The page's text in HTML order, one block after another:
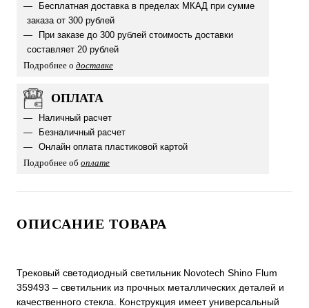
Бесплатная доставка в пределах МКАД при сумме
заказа от 300 рублей
При заказе до 300 рублей стоимость доставки
составляет 20 рублей
Подробнее о доставке
ОПЛАТА
Наличный расчет
Безналичный расчет
Онлайн оплата пластиковой картой
Подробнее об оплате
ОПИСАНИЕ ТОВАРА
Трековый светодиодный светильник Novotech Shino Flum
359493 – светильник из прочных металлических деталей и
качественного стекла. Конструкция имеет универсальный